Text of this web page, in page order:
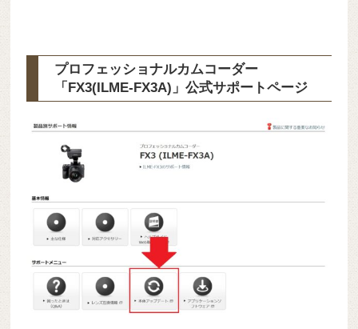
プロフェッショナルカムコーダー
「FX3(ILME-FX3A)」公式サポートページ